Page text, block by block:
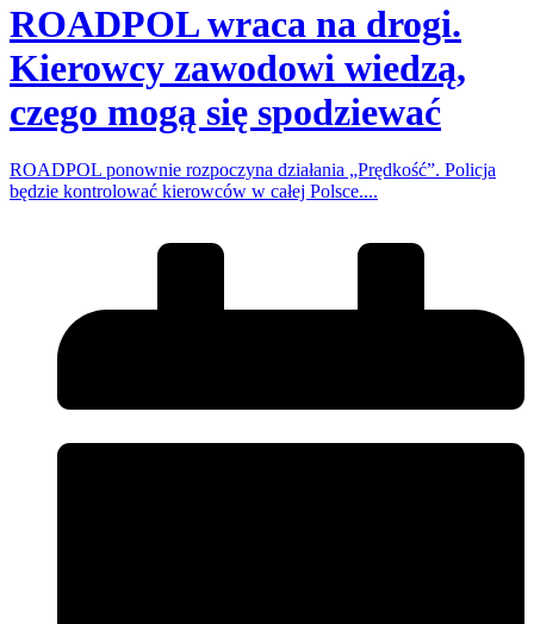
ROADPOL wraca na drogi.
Kierowcy zawodowi wiedzą,
czego mogą się spodziewać
ROADPOL ponownie rozpoczyna działania „Prędkość”. Policja
będzie kontrolować kierowców w całej Polsce....